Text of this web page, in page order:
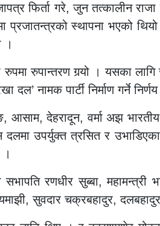
फिर्ता गरे, जुन तत्कालीन
स्थापना भएको
।
रुपान्तरण गर्‍यो । यसका
नामक पार्टी निर्माण गर्ने निर्णय
आसाम, देहरादून, वर्मा अझ
दलमा उपर्युक्त त्रसित र
।
रणधीर सुब्बा, महामन्त्री
सुवदार चक्रबहादुर, दलबहादुर,